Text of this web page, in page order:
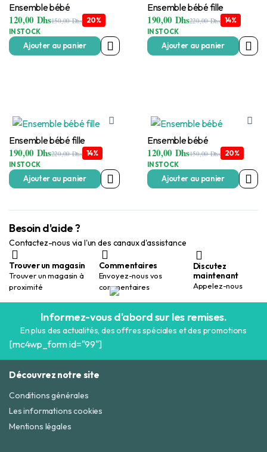
Ensemble bébé
150,00Dhs
Le
prix
initial
était :
120,00 Dhs
Le
prix
actuel
est :
20%
IN STOCK
Ajouter au panier
Ensemble bébé fille
220,00Dhs
Le
prix
initial
était :
190,00 Dhs
Le
prix
actuel
est :
14%
IN STOCK
Ajouter au panier
Ensemble bébé fille
220,00Dhs
Le
prix
initial
était :
190,00 Dhs
Le
prix
actuel
est :
14%
IN STOCK
Ajouter au panier
Ensemble bébé
150,00Dhs
Le
prix
initial
était :
120,00 Dhs
Le
prix
actuel
est :
20%
IN STOCK
Ajouter au panier
Besoin d'aide ?
Contactez-nous via l'un des canaux d'assistance
Trouver un magasin
Trouver un magasin à
proximité
Commentaires
Envoyez-nous vos
commentaires
Discutez
maintenant
Appelez-nous
Informez-vous d'abord sur les remises.
En plus des actualités, des offres spéciales et des promotions
[mc4wp_form id="99"]
Découvrez notre site
Conditions générales
Les informations cookies
Mentions légales